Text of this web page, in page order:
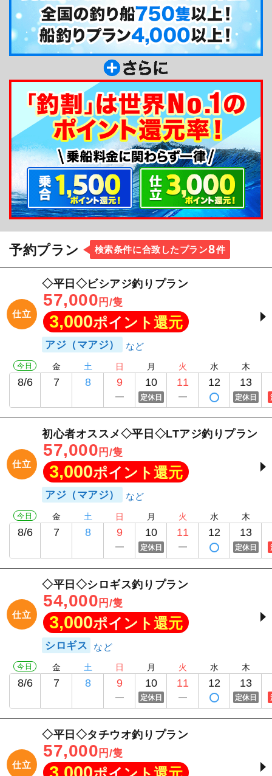
しです！野島公園駅から徒歩8分とアクセスも抜群
なので、電車で行ってもラクラクです☆
釣り船からのメッセージ
金沢漁港から出船しています「健一丸」です。親
切丁寧をモットーにお客様を心よりおもてなしいた
します。仕立専門ですので、ご希望に応じてご出船
いたします。初心者、女性の方大歓迎です。お誘い
あわせの上、お気軽にお越し下さい。
予約プラン 検索条件に合致したプラン8件
仕立
◇平日◇ビシアジ釣りプラン
57,000 円/隻
3,000ポイント還元
アジ（マアジ）
今日
8/6
金
7
土
8
日
9
月
10
定休日
火
11
水
12
木
13
定休日
仕立
初心者オススメ◇平日◇LTアジ釣りプラン
57,000 円/隻
3,000ポイント還元
アジ（マアジ）
今日
8/6
金
7
土
8
日
9
月
10
定休日
火
11
水
12
木
13
定休日
仕立
◇平日◇シロギス釣りプラン
54,000 円/隻
3,000ポイント還元
シロギス
今日
8/6
金
7
土
8
日
9
月
10
定休日
火
11
水
12
木
13
定休日
仕立
◇平日◇タチウオ釣りプラン
57,000 円/隻